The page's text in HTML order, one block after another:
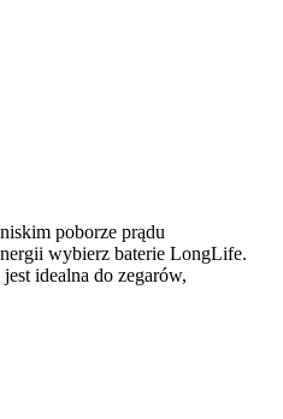
poborze prądu
wybierz baterie LongLife.
idealna do zegarów,